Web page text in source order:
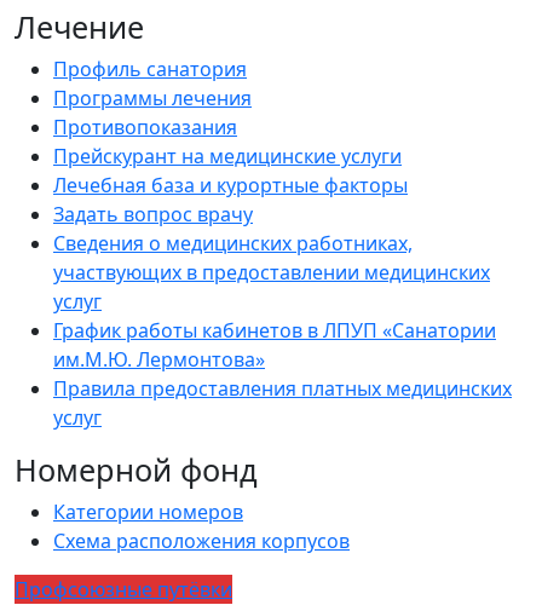
Лечение
Профиль санатория
Программы лечения
Противопоказания
Прейскурант на медицинские услуги
Лечебная база и курортные факторы
Задать вопрос врачу
Сведения о медицинских работниках,
участвующих в предоставлении медицинских
услуг
График работы кабинетов в ЛПУП «Санатории
им.М.Ю. Лермонтова»
Правила предоставления платных медицинских
услуг
Номерной фонд
Категории номеров
Схема расположения корпусов
Профсоюзные путёвки